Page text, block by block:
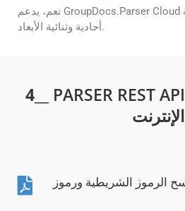
نعم، يدعم GroupDocs.Parser Cloud كلا من الرموز الشريطية
أحادية وثنائية الأبعاد.
4__ PARSER REST API والتطبيقات عبر
الإنترنت